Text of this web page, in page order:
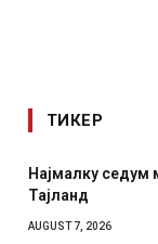
ТИКЕР
Најмалку седум
Тајланд
AUGUST 7, 2026